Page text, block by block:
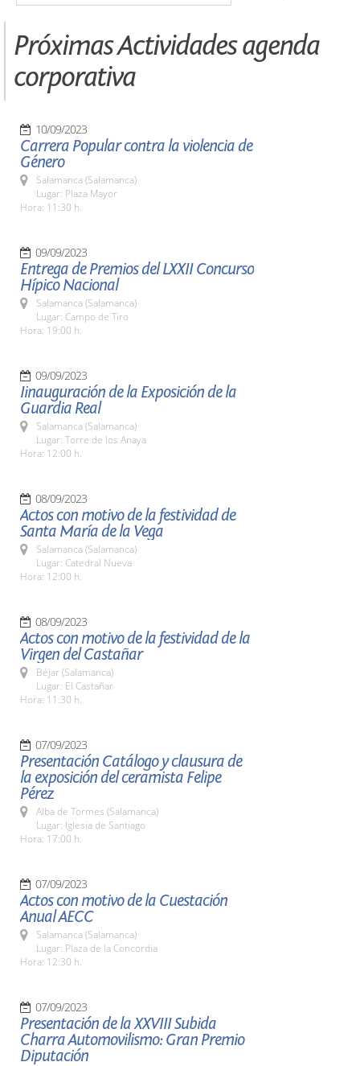
Próximas Actividades agenda
corporativa
10/09/2023
Carrera Popular contra la violencia de
Género
Salamanca (Salamanca)
Lugar: Plaza Mayor
Hora: 11:30 h.
09/09/2023
Entrega de Premios del LXXII Concurso
Hípico Nacional
Salamanca (Salamanca)
Lugar: Campo de Tiro
Hora: 19:00 h.
09/09/2023
Iinauguración de la Exposición de la
Guardia Real
Salamanca (Salamanca)
Lugar: Torre de los Anaya
Hora: 12:00 h.
08/09/2023
Actos con motivo de la festividad de
Santa María de la Vega
Salamanca (Salamanca)
Lugar: Catedral Nueva
Hora: 12:00 h.
08/09/2023
Actos con motivo de la festividad de la
Virgen del Castañar
Béjar (Salamanca)
Lugar: El Castañar
Hora: 11:30 h.
07/09/2023
Presentación Catálogo y clausura de
la exposición del ceramista Felipe
Pérez
Alba de Tormes (Salamanca)
Lugar: Iglesia de Santiago
Hora: 17:00 h.
07/09/2023
Actos con motivo de la Cuestación
Anual AECC
Salamanca (Salamanca)
Lugar: Plaza de la Concordia
Hora: 12:30 h.
07/09/2023
Presentación de la XXVIII Subida
Charra Automovilismo: Gran Premio
Diputación